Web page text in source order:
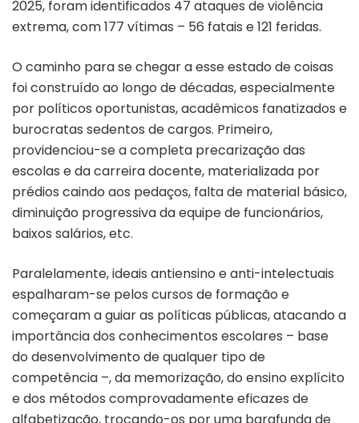
2025, foram identificados 47 ataques de violência
extrema, com 177 vítimas – 56 fatais e 121 feridas.
O caminho para se chegar a esse estado de coisas
foi construído ao longo de décadas, especialmente
por políticos oportunistas, acadêmicos fanatizados e
burocratas sedentos de cargos. Primeiro,
providenciou-se a completa precarização das
escolas e da carreira docente, materializada por
prédios caindo aos pedaços, falta de material básico,
diminuição progressiva da equipe de funcionários,
baixos salários, etc.
Paralelamente, ideais antiensino e anti-intelectuais
espalharam-se pelos cursos de formação e
começaram a guiar as políticas públicas, atacando a
importância dos conhecimentos escolares – base
do desenvolvimento de qualquer tipo de
competência –, da memorização, do ensino explícito
e dos métodos comprovadamente eficazes de
alfabetização, trocando-os por uma barafunda de